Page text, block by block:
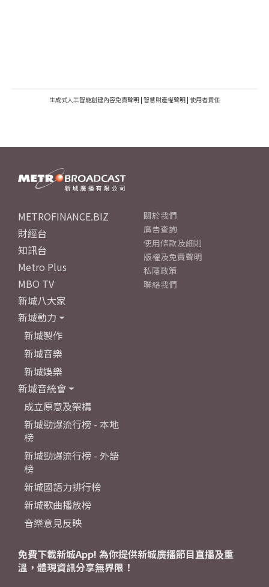
生成式人工智能創建內容免責聲明 | 智慧財產權聲明 | 使用者責任
METROFINANCE.BIZ
財經台
知訊台
Metro Plus
MBO TV
新城八大家
新城動力
新城製作
新城音樂
新城娛樂
新城音統會
成立原意及架構
新城勁爆流行榜 - 本地
榜
新城勁爆流行榜 - 外語
榜
新城國語力排行榜
新城歌曲播放榜
音樂意見反映
關於我們
廣告查詢
使用條款及細則
版權及免責聲明
私隱政策
聯絡我們
免費下載新城App! 為你提供新城廣播節目直播及重
溫，體現資訊分享無界限！